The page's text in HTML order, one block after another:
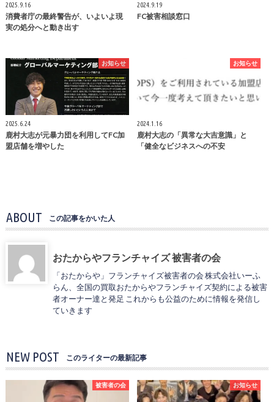
2025.9.16
消費者庁の最終警告が、いよいよ現
実の処分へと動き出す
2024.9.19
FC被害相談窓口
お知らせ
2025.6.24
鹿村大志が元暴力団を利用してFC加
盟店舗を増やした
お知らせ
2024.1.16
鹿村大志の「異常な大吉意識」と
「健全なビジネスへの不安
ABOUT この記事をかいた人
おたからやフランチャイズ 被害者の会
「おたからや」フランチャイズ被害者の会 株式会社いーふ
らん、全国の買取おたからやフランチャイズ契約による被害
者オーナー達と発足 これからも公益のために情報を発信し
ていきます
NEW POST このライターの最新記事
被害者の会 お知らせ